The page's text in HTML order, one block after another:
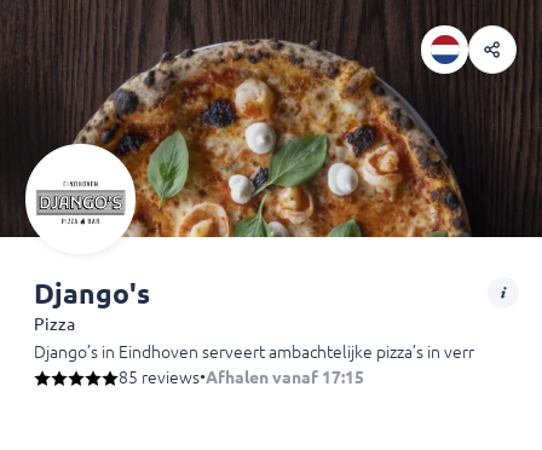
Django's
Pizza
Django’s in Eindhoven serveert ambachtelijke pizza’s in
85 reviews•Afhalen vanaf 17:15